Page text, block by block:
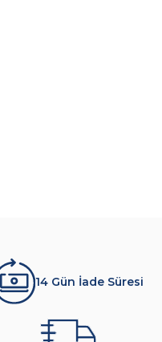
14 Gün İade Süresi